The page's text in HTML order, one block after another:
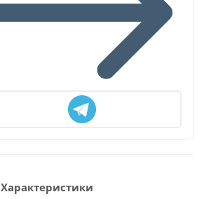
Характеристики